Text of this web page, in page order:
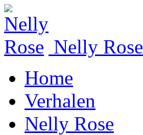
Nelly Rose
Home
Verhalen
Nelly Rose